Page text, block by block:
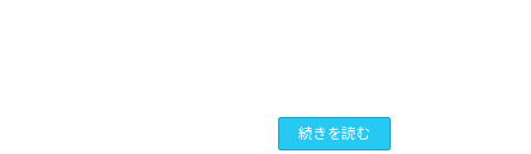
続きを読む